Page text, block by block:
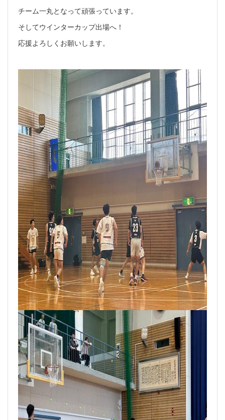
チーム一丸となって頑張っています。
そしてウインターカップ出場へ！
応援よろしくお願いします。